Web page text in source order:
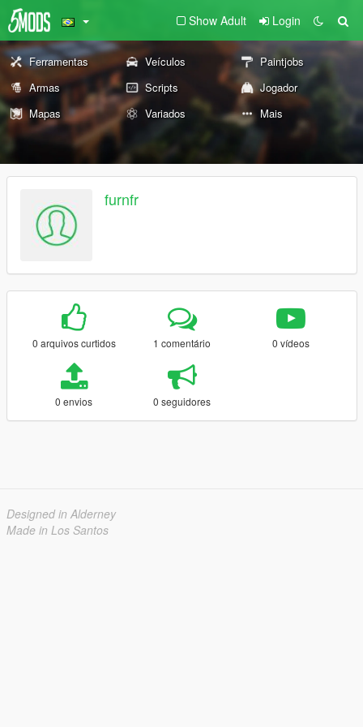
Show Adult Login
Ferramentas Veículos
Paintjobs
Armas
Scripts
Jogador
Mapas
Variados Mais
furnfr
0 arquivos curtidos 1 comentário 0 vídeos
0 envios 0 seguidores
Designed in Alderney
Made in Los Santos